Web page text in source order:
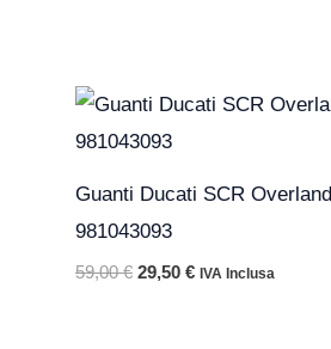
Guanti Ducati SCR
981043093
59,00€
Il
originale
59,00 €.
29,50 €
Il
29,50 €.
IVA Inclusa